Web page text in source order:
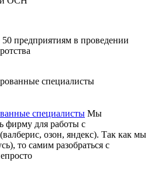
предприятиям в проведении
специалисты Мы
фирму для работы с
озон, яндекс). Так как мы
то самим разобраться с